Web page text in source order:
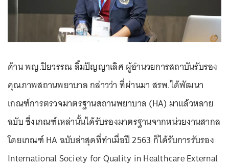
ด้าน พญ.ปิยวรรณ ลิ้มปัญญาเลิศ ผู้อำนวยการสถาบันรับรอง
คุณภาพสถานพยาบาล กล่าวว่า ที่ผ่านมา สรพ.ได้พัฒนา
เกณฑ์การตรวจมาตรฐานสถานพยาบาล (HA) มาแล้วหลาย
ฉบับ ซึ่งเกณฑ์เหล่านั้นได้รับรองมาตรฐานจากหน่วยงานสากล
โดยเกณฑ์ HA ฉบับล่าสุดที่ทำเมื่อปี 2563 ก็ได้รับการรับรอง
International Society for Quality in Healthcare External